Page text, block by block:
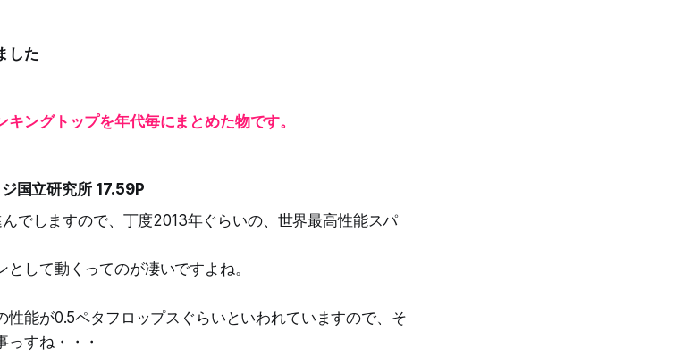
した
ングトップを年代毎にまとめた物です。
国立研究所 17.59P
でしますので、丁度2013年ぐらいの、世界最高性能スパ
して動くってのが凄いですよね。
性能が0.5ペタフロップスぐらいといわれていますので、そ
すね・・・